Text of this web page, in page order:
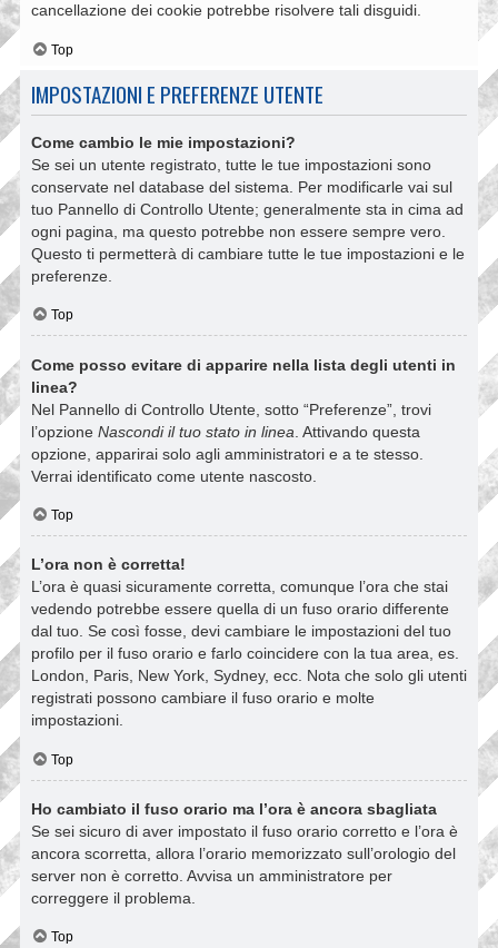
cancellazione dei cookie potrebbe risolvere tali disguidi.
Top
IMPOSTAZIONI E PREFERENZE UTENTE
Come cambio le mie impostazioni?
Se sei un utente registrato, tutte le tue impostazioni sono
conservate nel database del sistema. Per modificarle vai sul
tuo Pannello di Controllo Utente; generalmente sta in cima ad
ogni pagina, ma questo potrebbe non essere sempre vero.
Questo ti permetterà di cambiare tutte le tue impostazioni e le
preferenze.
Top
Come posso evitare di apparire nella lista degli utenti in
linea?
Nel Pannello di Controllo Utente, sotto “Preferenze”, trovi
l’opzione Nascondi il tuo stato in linea . Attivando questa
opzione, apparirai solo agli amministratori e a te stesso.
Verrai identificato come utente nascosto.
Top
L’ora non è corretta!
L’ora è quasi sicuramente corretta, comunque l’ora che stai
vedendo potrebbe essere quella di un fuso orario differente
dal tuo. Se così fosse, devi cambiare le impostazioni del tuo
profilo per il fuso orario e farlo coincidere con la tua area, es.
London, Paris, New York, Sydney, ecc. Nota che solo gli utenti
registrati possono cambiare il fuso orario e molte
impostazioni.
Top
Ho cambiato il fuso orario ma l’ora è ancora sbagliata
Se sei sicuro di aver impostato il fuso orario corretto e l’ora è
ancora scorretta, allora l’orario memorizzato sull’orologio del
server non è corretto. Avvisa un amministratore per
correggere il problema.
Top